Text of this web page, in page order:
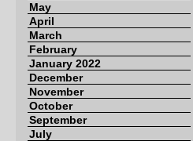
May
April
March
February
January 2022
December
November
October
September
July